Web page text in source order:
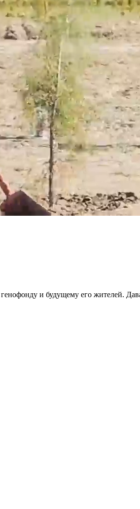
и будущему его жителей.